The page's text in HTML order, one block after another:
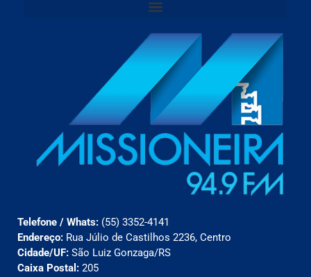
Telefone / Whats: (55) 3352-4141
Endereço: Rua Júlio de Castilhos 2236, Centro
Cidade/UF: São Luiz Gonzaga/RS
Caixa Postal: 205